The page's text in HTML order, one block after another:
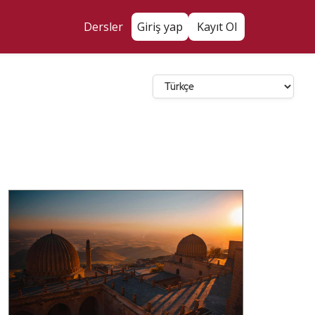
Dersler Giriş yap Kayıt Ol
Dil Seçin